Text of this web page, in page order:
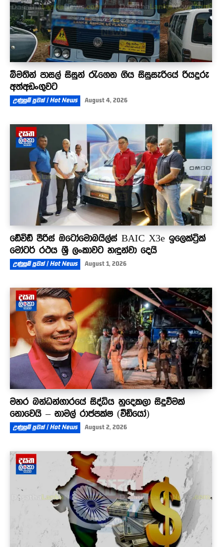
බීමතින් පාසල් සිසුන් රැගෙන ගිය සිසුසැරියේ රියදුරු
අත්අඩංගුවට
උණුසුම් පුවත් | Hot News August 4, 2026
ඩේවිඩ් පීරිස් ඔටෝමොබයිල්ස් BAIC X3e ඉලෙක්ට්‍රික්
මෝටර් රථය ශ්‍රී ලංකාවට හඳුන්වා දෙයි
උණුසුම් පුවත් | Hot News August 1, 2026
මහර බන්ධන්ගාරයේ සිද්ධිය හුදෙකලා සිදුවීමක්
නොවෙයි – නාමල් රාජපක්ෂ (වීඩියෝ)
උණුසුම් පුවත් | Hot News August 2, 2026